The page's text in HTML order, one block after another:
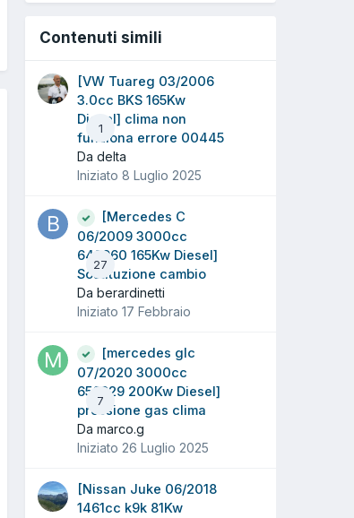
Contenuti simili
1
[VW Tuareg 03/2006
3.0cc BKS 165Kw
Diesel] clima non
funziona errore 00445
Da delta
Iniziato 8 Luglio 2025
27
[Mercedes C
06/2009 3000cc
642960 165Kw Diesel]
Sostituzione cambio
Da berardinetti
Iniziato 17 Febbraio
7
[mercedes glc
07/2020 3000cc
656929 200Kw Diesel]
pressione gas clima
Da marco.g
Iniziato 26 Luglio 2025
[Nissan Juke 06/2018
1461cc k9k 81Kw